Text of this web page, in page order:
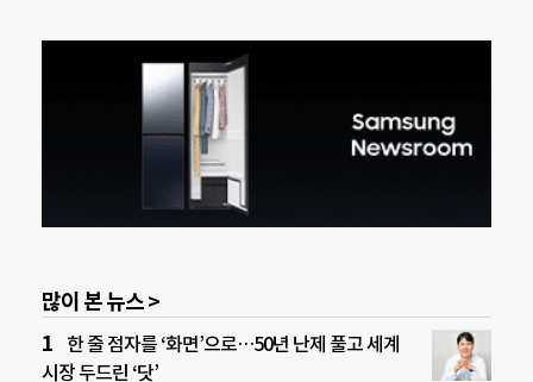
많이 본 뉴스 >
한 줄 점자를 ‘화면’으로…50년 난제 풀고 세계
시장 두드린 ‘닷’